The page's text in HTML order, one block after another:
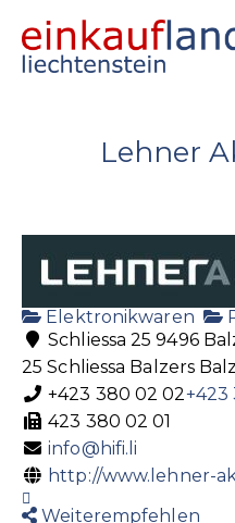
Lehner
Elektronikwaren
Schliessa 25 9496
25 Schliessa Balzers
+423 380 02 02+423
423 380 02 01
info@hifi.li
http://www.lehner-
Weiterempfehlen